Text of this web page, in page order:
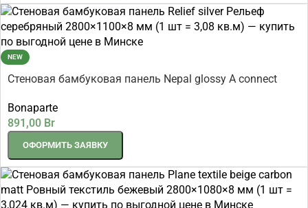
NEW
Стеновая бамбуковая панель Nepal glossy A connect
Bonaparte
891,00 Br
ОФОРМИТЬ ЗАЯВКУ